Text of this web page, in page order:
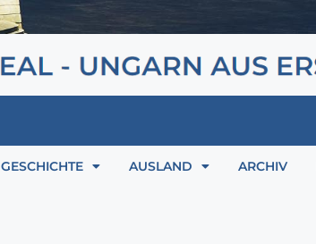
GESCHICHTE AUSLAND ARCHIV